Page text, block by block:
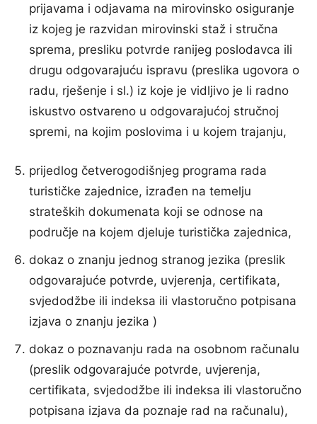
prijavama i odjavama na mirovinsko osiguranje
iz kojeg je razvidan mirovinski staž i stručna
sprema, presliku potvrde ranijeg poslodavca ili
drugu odgovarajuću ispravu (preslika ugovora o
radu, rješenje i sl.) iz koje je vidljivo je li radno
iskustvo ostvareno u odgovarajućoj stručnoj
spremi, na kojim poslovima i u kojem trajanju,
prijedlog četverogodišnjeg programa rada
turističke zajednice, izrađen na temelju
strateških dokumenata koji se odnose na
područje na kojem djeluje turistička zajednica,
dokaz o znanju jednog stranog jezika (preslik
odgovarajuće potvrde, uvjerenja, certifikata,
svjedodžbe ili indeksa ili vlastoručno potpisana
izjava o znanju jezika )
dokaz o poznavanju rada na osobnom računalu
(preslik odgovarajuće potvrde, uvjerenja,
certifikata, svjedodžbe ili indeksa ili vlastoručno
potpisana izjava da poznaje rad na računalu),